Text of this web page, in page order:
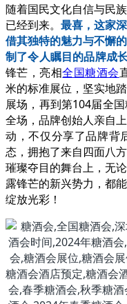
随着国民文化自信与民
已经到来。 最喜，这家
借其独特的魅力与不懈
制了令人瞩目的品牌成
锋芒，亮相全国糖酒会
米的标准展位，坚实地
展场，再到第104届全
全场，品牌创始人亲自
动，不仅分享了品牌背
态，拥抱了来自四面八
璀璨夺目的舞台上，无
露锋芒的新兴势力，都
绽放光彩！